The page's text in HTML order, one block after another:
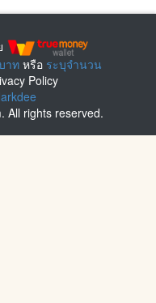
าท หรือ ระบุจำนวน
Policy
All rights reserved.